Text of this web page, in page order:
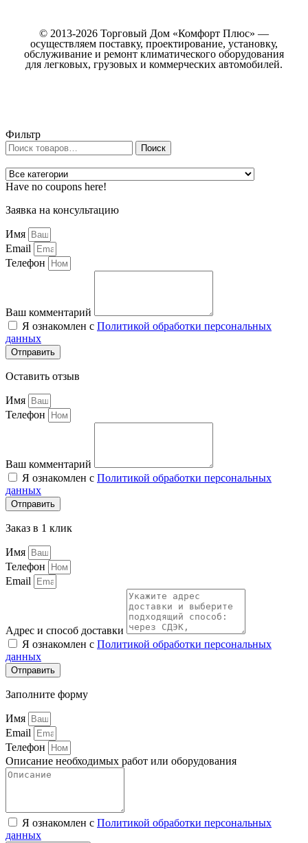
© 2013-2026 Торговый Дом «Комфорт Плюс» —
осуществляем поставку, проектирование, установку,
обслуживание и ремонт климатического оборудования
для легковых, грузовых и коммерческих автомобилей.
Фильтр
Искать:
Поиск
Have no coupons here!
Заявка на консультацию
Имя
Email
Телефон
Ваш комментарий
Я ознакомлен с Политикой обработки персональных
данных
Отправить
Оставить отзыв
Имя
Телефон
Ваш комментарий
Я ознакомлен с Политикой обработки персональных
данных
Отправить
Заказ в 1 клик
Имя
Телефон
Email
Адрес и способ доставки
Я ознакомлен с Политикой обработки персональных
данных
Отправить
Заполните форму
Имя
Email
Телефон
Описание необходимых работ или оборудования
Я ознакомлен с Политикой обработки персональных
данных